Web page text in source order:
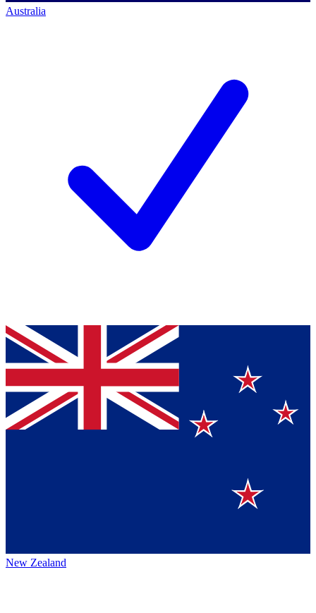
Australia
New Zealand